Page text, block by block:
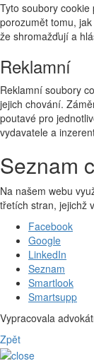
Tyto soubory
porozumět tomu,
že shromažďují a
Reklamní
Reklamní soubory
jejich chování.
poutavé pro
vydavatele a
Seznam
Na našem webu
třetích stran, jejichž
Facebook
Google
LinkedIn
Seznam
Smartlook
Smartsupp
Vypracovala
Zpět